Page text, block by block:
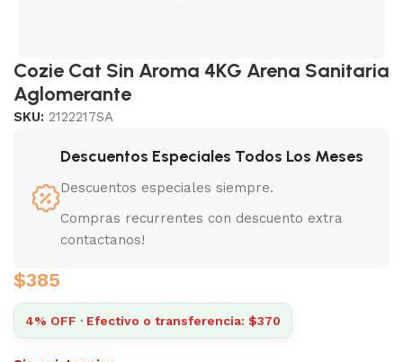
Cozie Cat Sin Aroma 4KG Arena Sanitaria
Aglomerante
SKU: 2122217SA
Descuentos Especiales Todos Los Meses
Descuentos especiales siempre.
Compras recurrentes con descuento extra
contactanos!
$385
4% OFF · Efectivo o transferencia: $370